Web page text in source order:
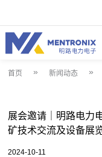
首页 »新闻动态 »
展会邀请｜明路电力
矿技术交流及设备展
2024-10-11